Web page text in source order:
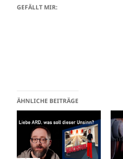
GEFÄLLT MIR:
ÄHNLICHE BEITRÄGE